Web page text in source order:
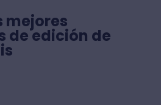
mejores
de edición de